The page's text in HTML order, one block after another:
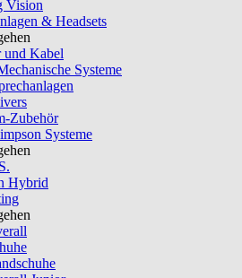
Vision
& Headsets
und Kabel
Systeme
Zubehör
Systeme
Hybrid